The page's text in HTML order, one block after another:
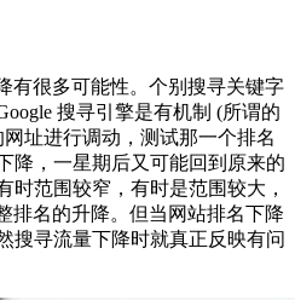
有很多可能性。个别搜寻关键字
搜寻引擎是有机制 (所谓的
址进行调动，测试那一个排名
降，一星期后又可能回到原来的
时范围较窄，有时是范围较大，
排名的升降。但当网站排名下降
搜寻流量下降时就真正反映有问